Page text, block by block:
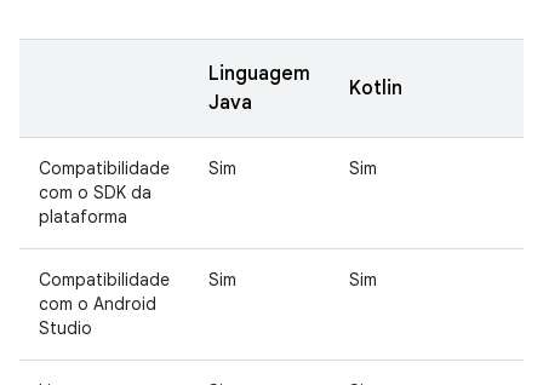
Linguagem
Java
Kotlin
Compatibilidade
com o SDK da
plataforma
Sim Sim
Compatibilidade
com o Android
Studio
Sim Sim